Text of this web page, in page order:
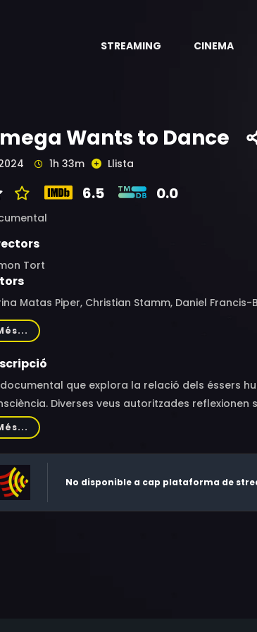
STREAMING CINEMA
Wants to Dance
1h 33m Llista
6.5 0.0
Tort
Matas Piper, Christian Stamm, Daniel Francis-
Luján Comas, Roberto Fratini, Dakei,
que explora la relació dels éssers
Diverses veus autoritzades
també sobre l’origen i el final de la
viatgem pel cosmos també de la mà
descobrint al llarg de la pel·lícula.
No disponible a cap plataforma de